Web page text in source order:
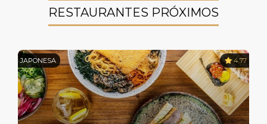
RESTAURANTES PRÓXIMOS
JAPONESA 4.77